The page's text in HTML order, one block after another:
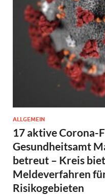
ALLGEMEIN
17 aktive Corona-
Gesundheitsamt
betreut – Kreis
Meldeverfahren
Risikogebieten